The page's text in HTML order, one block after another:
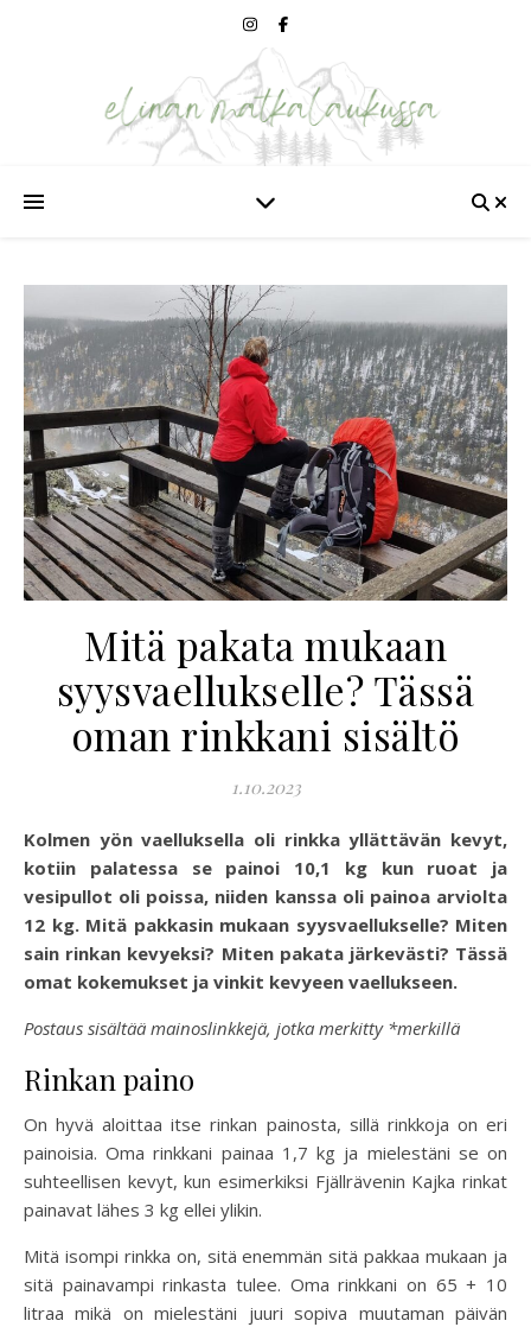
Mitä pakata mukaan
syysvaellukselle? Tässä
oman rinkkani sisältö
1.10.2023
Kolmen yön vaelluksella oli rinkka yllättävän kevyt,
kotiin palatessa se painoi 10,1 kg kun ruoat ja
vesipullot oli poissa, niiden kanssa oli painoa arviolta
12 kg. Mitä pakkasin mukaan syysvaellukselle? Miten
sain rinkan kevyeksi? Miten pakata järkevästi? Tässä
omat kokemukset ja vinkit kevyeen vaellukseen.
Postaus sisältää mainoslinkkejä, jotka merkitty *merkillä
Rinkan paino
On hyvä aloittaa itse rinkan painosta, sillä rinkkoja on eri
painoisia. Oma rinkkani painaa 1,7 kg ja mielestäni se on
suhteellisen kevyt, kun esimerkiksi Fjällrävenin Kajka rinkat
painavat lähes 3 kg ellei ylikin.
Mitä isompi rinkka on, sitä enemmän sitä pakkaa mukaan ja
sitä painavampi rinkasta tulee. Oma rinkkani on 65 + 10
litraa mikä on mielestäni juuri sopiva muutaman päivän